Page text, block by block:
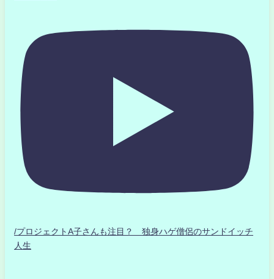
/プロジェクトA子さんも注目？ 独身ハゲ僧侶のサンドイッチ
人生